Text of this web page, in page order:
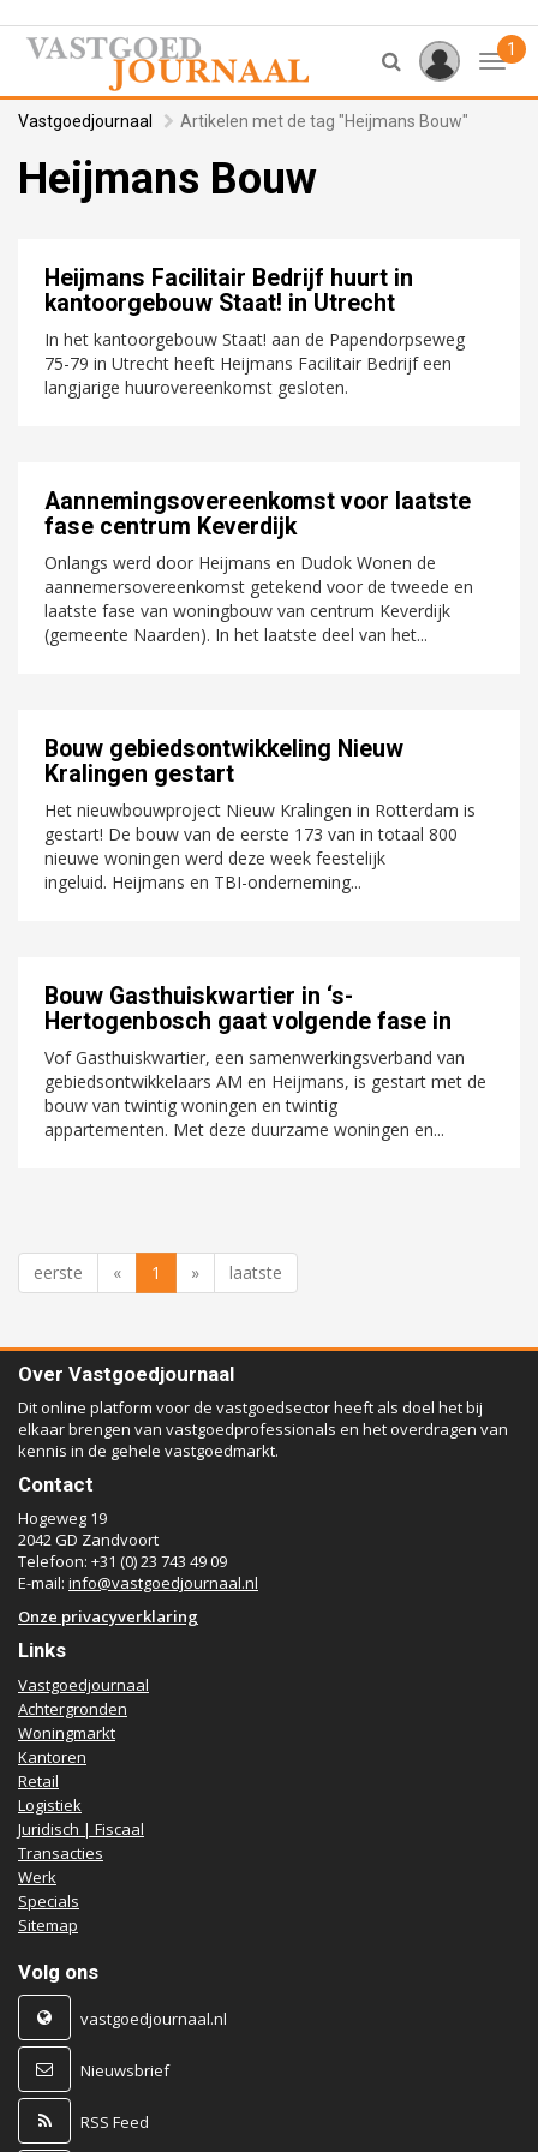
1
Vastgoedjournaal Artikelen met de tag "Heijmans Bouw"
Heijmans Bouw
Heijmans Facilitair Bedrijf huurt in
kantoorgebouw Staat! in Utrecht
In het kantoorgebouw Staat! aan de Papendorpseweg
75-79 in Utrecht heeft Heijmans Facilitair Bedrijf een
langjarige huurovereenkomst gesloten.
Aannemingsovereenkomst voor laatste
fase centrum Keverdijk
Onlangs werd door Heijmans en Dudok Wonen de
aannemersovereenkomst getekend voor de tweede en
laatste fase van woningbouw van centrum Keverdijk
(gemeente Naarden). In het laatste deel van het...
Bouw gebiedsontwikkeling Nieuw
Kralingen gestart
Het nieuwbouwproject Nieuw Kralingen in Rotterdam is
gestart! De bouw van de eerste 173 van in totaal 800
nieuwe woningen werd deze week feestelijk
ingeluid. Heijmans en TBI-onderneming...
Bouw Gasthuiskwartier in ‘s-
Hertogenbosch gaat volgende fase in
Vof Gasthuiskwartier, een samenwerkingsverband van
gebiedsontwikkelaars AM en Heijmans, is gestart met de
bouw van twintig woningen en twintig
appartementen. Met deze duurzame woningen en...
eerste « 1 » laatste
Over Vastgoedjournaal
Dit online platform voor de vastgoedsector heeft als doel het bij
elkaar brengen van vastgoedprofessionals en het overdragen van
kennis in de gehele vastgoedmarkt.
Contact
Hogeweg 19
2042 GD Zandvoort
Telefoon: +31 (0) 23 743 49 09
E-mail: info@vastgoedjournaal.nl
Onze privacyverklaring
Links
Vastgoedjournaal
Achtergronden
Woningmarkt
Kantoren
Retail
Logistiek
Juridisch | Fiscaal
Transacties
Werk
Specials
Sitemap
Volg ons
vastgoedjournaal.nl
Nieuwsbrief
RSS Feed